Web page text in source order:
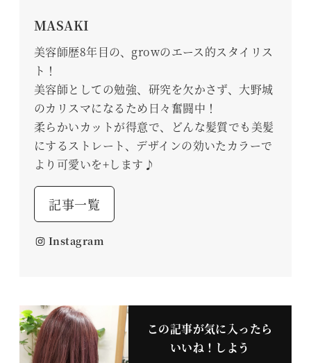
MASAKI
美容師歴8年目の、growのエース的スタイリス
ト！
美容師としての勉強、研究を欠かさず、大野城
のカリスマになるため日々奮闘中！
柔らかいカットが得意で、どんな髪質でも美髪
にするストレート、デザインの効いたカラーで
より可愛いを+します♪
記事一覧
Instagram
この記事が気に入ったら
いいね！しよう